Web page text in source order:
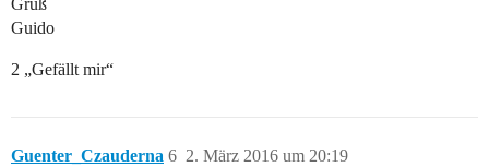
Gruß
Guido
2 „Gefällt mir“
Guenter_Czauderna 2. März 2016 um 20:19
6